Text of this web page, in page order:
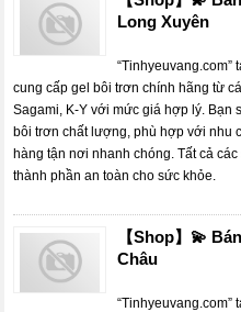
Long Xuyên
“Tinhyeuvang.com”
cung cấp gel bôi trơn chính hãng từ
Sagami, K-Y với mức giá hợp lý. Bạn
bôi trơn chất lượng, phù hợp với nhu
hàng tận nơi nhanh chóng. Tất cả
thành phần an toàn cho sức khỏe.
【Shop】💫
Châu
“Tinhyeuvang.com”